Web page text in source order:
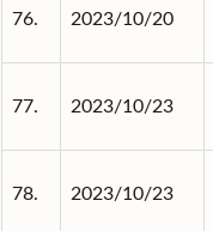
76. 2023/10/20
77. 2023/10/23
78. 2023/10/23